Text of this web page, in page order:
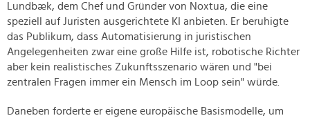
Lundbæk, dem Chef und Gründer von Noxtua, die eine
speziell auf Juristen ausgerichtete KI anbieten. Er beruhigte
das Publikum, dass Automatisierung in juristischen
Angelegenheiten zwar eine große Hilfe ist, robotische Richter
aber kein realistisches Zukunftsszenario wären und "bei
zentralen Fragen immer ein Mensch im Loop sein" würde.
Daneben forderte er eigene europäische Basismodelle, um